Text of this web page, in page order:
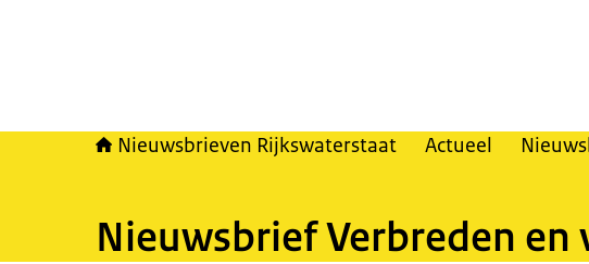
Nieuwsbrieven Rijkswaterstaat Actueel
Nieuwsbrief Verbreden